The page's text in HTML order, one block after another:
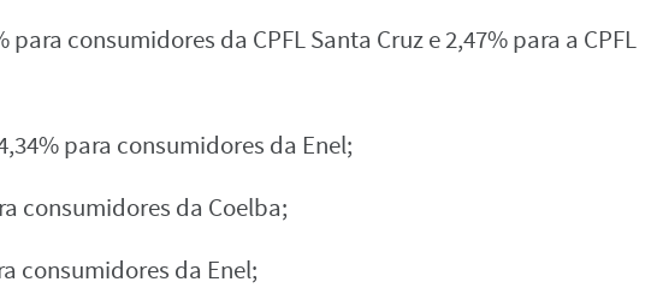
para consumidores da CPFL Santa Cruz e 2,47% para a CPFL
para consumidores da Enel;
consumidores da Coelba;
consumidores da Enel;